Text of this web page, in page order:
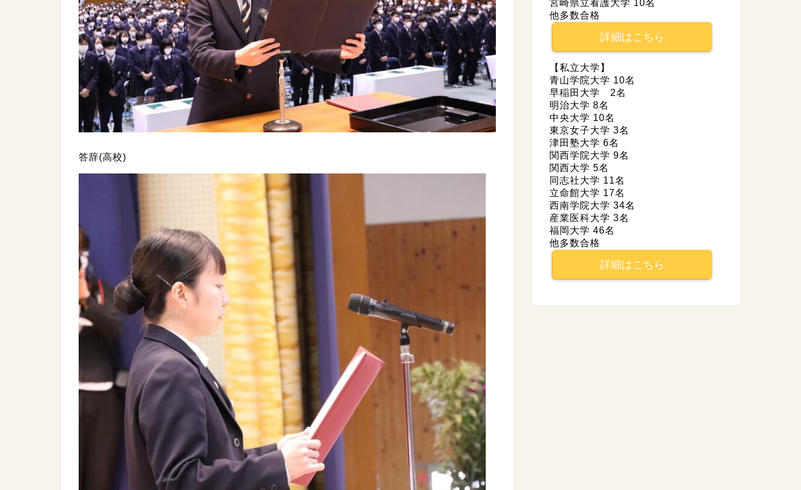
答辞(高校)
宮崎県立看護大学 10名
他多数合格
詳細はこちら
【私立大学】
青山学院大学 10名
早稲田大学 2名
明治大学 8名
中央大学 10名
東京女子大学 3名
津田塾大学 6名
関西学院大学 9名
関西大学 5名
同志社大学 11名
立命館大学 17名
西南学院大学 34名
産業医科大学 3名
福岡大学 46名
他多数合格
詳細はこちら